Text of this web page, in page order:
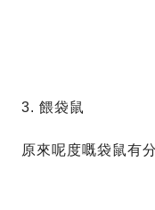
3. 餵袋鼠
原來呢度嘅袋鼠有